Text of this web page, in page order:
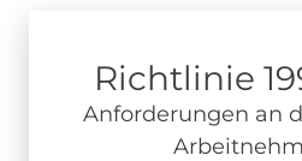
Richtlinie
Anforderungen an